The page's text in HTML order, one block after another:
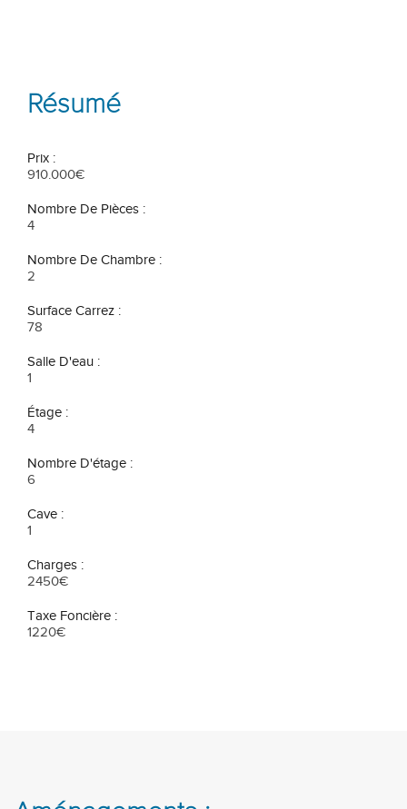
Résumé
Prix :
910.000€
Nombre De Pièces :
4
Nombre De Chambre :
2
Surface Carrez :
78
Salle D'eau :
1
Étage :
4
Nombre D'étage :
6
Cave :
1
Charges :
2450€
Taxe Foncière :
1220€